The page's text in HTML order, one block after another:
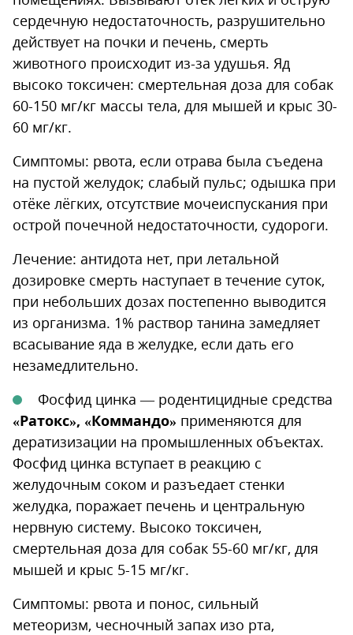
сердечную недостаточность, разрушительно
действует на почки и печень, смерть
животного происходит из-за удушья. Яд
высоко токсичен: смертельная доза для собак
60-150 мг/кг массы тела, для мышей и крыс 30-
60 мг/кг.
Симптомы: рвота, если отрава была съедена
на пустой желудок; слабый пульс; одышка при
отёке лёгких, отсутствие мочеиспускания при
острой почечной недостаточности, судороги.
Лечение: антидота нет, при летальной
дозировке смерть наступает в течение суток,
при небольших дозах постепенно выводится
из организма. 1% раствор танина замедляет
всасывание яда в желудке, если дать его
незамедлительно.
Фосфид цинка — родентицидные средства
«Ратокс», «Коммандо» применяются для
дератизизации на промышленных объектах.
Фосфид цинка вступает в реакцию с
желудочным соком и разъедает стенки
желудка, поражает печень и центральную
нервную систему. Высоко токсичен,
смертельная доза для собак 55-60 мг/кг, для
мышей и крыс 5-15 мг/кг.
Симптомы: рвота и понос, сильный
метеоризм, чесночный запах изо рта,